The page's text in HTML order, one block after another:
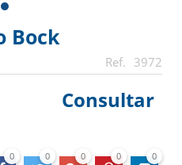
Bock
3972
Consultar
0 0 0 0 0